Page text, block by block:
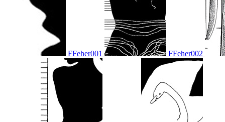
FFeher001 FFeher002